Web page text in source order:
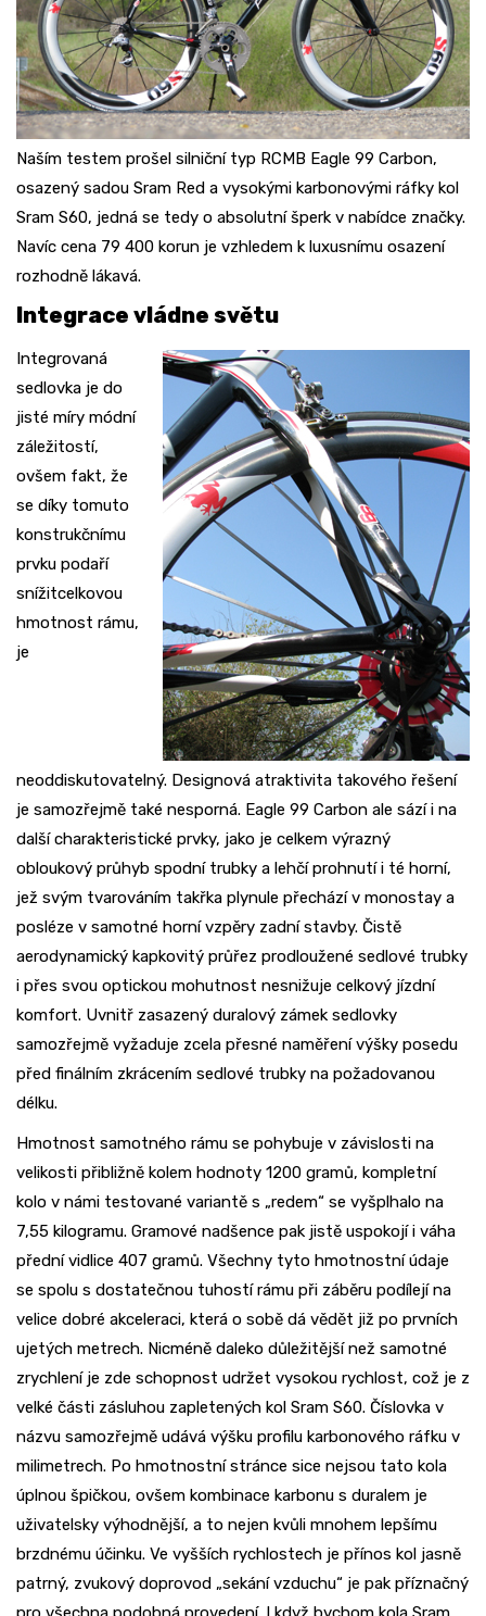
Naším testem prošel silniční typ RCMB Eagle 99 Carbon,
osazený sadou Sram Red a vysokými karbonovými ráfky kol
Sram S60, jedná se tedy o absolutní šperk v nabídce značky.
Navíc cena 79 400 korun je vzhledem k luxusnímu osazení
rozhodně lákavá.
Integrace vládne světu
Integrovaná
sedlovka je do
jisté míry módní
záležitostí,
ovšem fakt, že
se díky tomuto
konstrukčnímu
prvku podaří
snížitcelkovou
hmotnost rámu,
je
neoddiskutovatelný. Designová atraktivita takového řešení
je samozřejmě také nesporná. Eagle 99 Carbon ale sází i na
další charakteristické prvky, jako je celkem výrazný
obloukový průhyb spodní trubky a lehčí prohnutí i té horní,
jež svým tvarováním takřka plynule přechází v monostay a
posléze v samotné horní vzpěry zadní stavby. Čistě
aerodynamický kapkovitý průřez prodloužené sedlové trubky
i přes svou optickou mohutnost nesnižuje celkový jízdní
komfort. Uvnitř zasazený duralový zámek sedlovky
samozřejmě vyžaduje zcela přesné naměření výšky posedu
před finálním zkrácením sedlové trubky na požadovanou
délku.
Hmotnost samotného rámu se pohybuje v závislosti na
velikosti přibližně kolem hodnoty 1200 gramů, kompletní
kolo v námi testované variantě s „redem“ se vyšplhalo na
7,55 kilogramu. Gramové nadšence pak jistě uspokojí i váha
přední vidlice 407 gramů. Všechny tyto hmotnostní údaje
se spolu s dostatečnou tuhostí rámu při záběru podílejí na
velice dobré akceleraci, která o sobě dá vědět již po prvních
ujetých metrech. Nicméně daleko důležitější než samotné
zrychlení je zde schopnost udržet vysokou rychlost, což je z
velké části zásluhou zapletených kol Sram S60. Číslovka v
názvu samozřejmě udává výšku profilu karbonového ráfku v
milimetrech. Po hmotnostní stránce sice nejsou tato kola
úplnou špičkou, ovšem kombinace karbonu s duralem je
uživatelsky výhodnější, a to nejen kvůli mnohem lepšímu
brzdnému účinku. Ve vyšších rychlostech je přínos kol jasně
patrný, zvukový doprovod „sekání vzduchu“ je pak příznačný